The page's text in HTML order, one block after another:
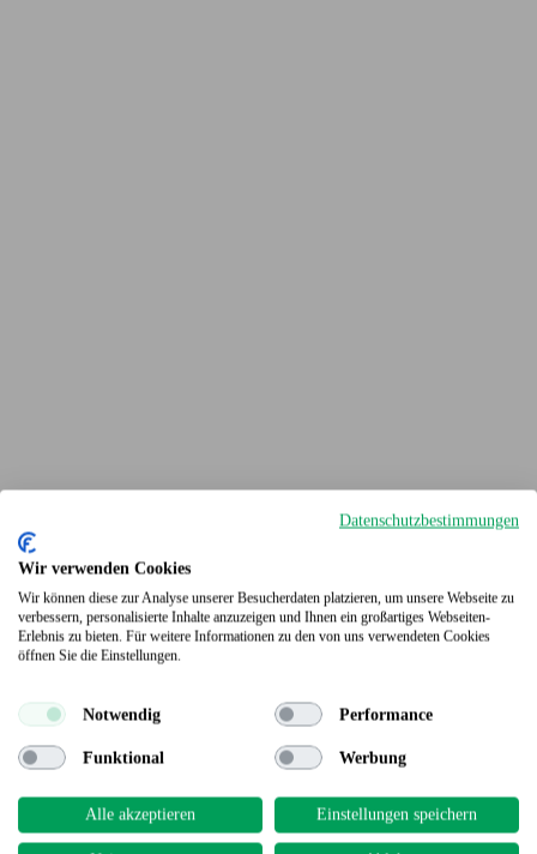
Terrassendielen
Datenschutzbestimmungen
Wir verwenden Cookies
Wir können diese zur Analyse unserer Besucherdaten platzieren, um unsere Webseite zu
verbessern, personalisierte Inhalte anzuzeigen und Ihnen ein großartiges Webseiten-
Erlebnis zu bieten. Für weitere Informationen zu den von uns verwendeten Cookies
öffnen Sie die Einstellungen.
Notwendig Performance
Funktional Werbung
Alle akzeptieren Einstellungen speichern